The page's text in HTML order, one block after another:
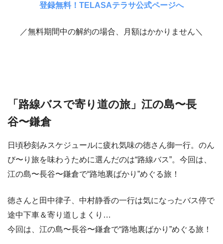
登録無料！TELASAテラサ公式ページへ
／無料期間中の解約の場合、月額はかかりません＼
「路線バスで寄り道の旅」江の島〜長
谷〜鎌倉
日頃秒刻みスケジュールに疲れ気味の徳さん御一行。のん
び〜り旅を味わうために選んだのは“路線バス”。今回は、
江の島〜長谷〜鎌倉で“路地裏ばかり”めぐる旅！
徳さんと田中律子、中村静香の一行は気になったバス停で
途中下車＆寄り道しまくり…
今回は、江の島〜長谷〜鎌倉で“路地裏ばかり”めぐる旅！